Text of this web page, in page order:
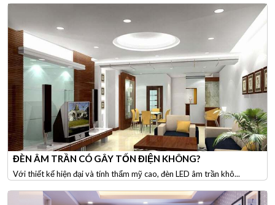
ĐÈN ÂM TRẦN CÓ GÂY TỐN ĐIỆN KHÔNG?
Với thiết kế hiện đại và tính thẩm mỹ cao, đèn LED âm trần khô...